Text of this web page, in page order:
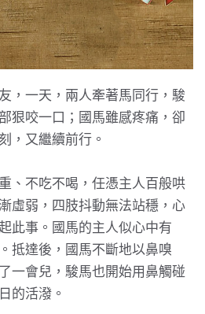
，一天，兩人牽著馬同行，駿
狠咬一口；國馬雖感疼痛，卻
，又繼續前行。
、不吃不喝，任憑主人百般哄
虛弱，四肢抖動無法站穩，心
此事。國馬的主人似心中有
抵達後，國馬不斷地以鼻嗅
一會兒，駿馬也開始用鼻觸碰
的活潑。